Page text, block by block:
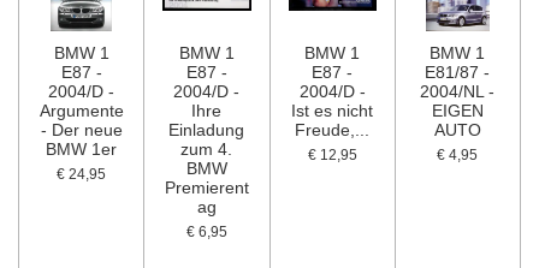
BMW 1
E87 -
2004/D -
Argumente
- Der neue
BMW 1er
€ 24,95
BMW 1
E87 -
2004/D -
Ihre
Einladung
zum 4.
BMW
Premierent
ag
€ 6,95
BMW 1
E87 -
2004/D -
Ist es nicht
Freude,...
€ 12,95
BMW 1
E81/87 -
2004/NL -
EIGEN
AUTO
€ 4,95